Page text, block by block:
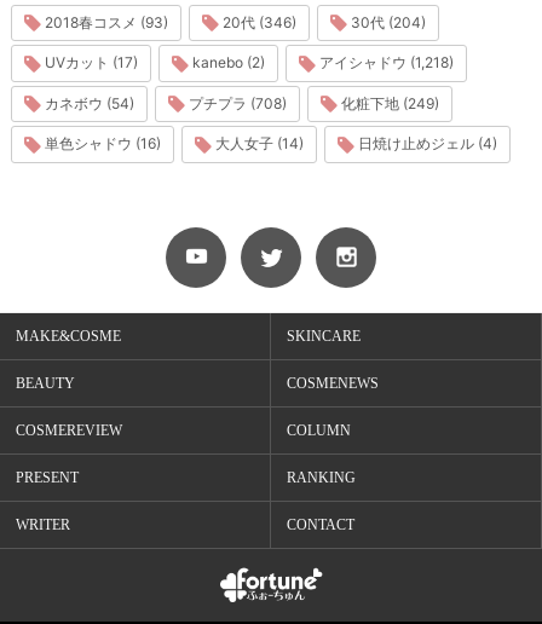
2018春コスメ (93) 20代 (346) 30代 (204)
UVカット (17) kanebo (2) アイシャドウ (1,218)
カネボウ (54) プチプラ (708) 化粧下地 (249)
単色シャドウ (16) 大人女子 (14) 日焼け止めジェル (4)
MAKE&COSME SKINCARE
BEAUTY COSMENEWS
COSMEREVIEW COLUMN
PRESENT RANKING
WRITER CONTACT